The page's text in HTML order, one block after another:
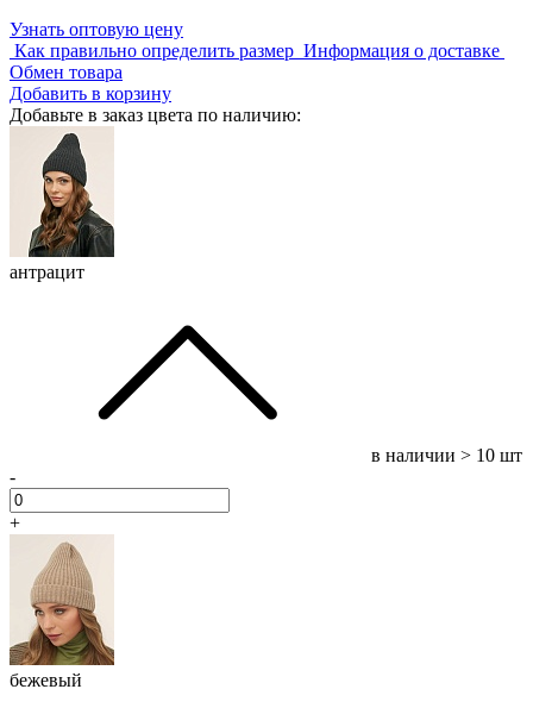
Узнать оптовую цену
Как правильно определить размер Информация о доставке
Обмен товара
Добавить в корзину
Добавьте в заказ цвета по наличию:
антрацит
в наличии > 10 шт
-
+
бежевый